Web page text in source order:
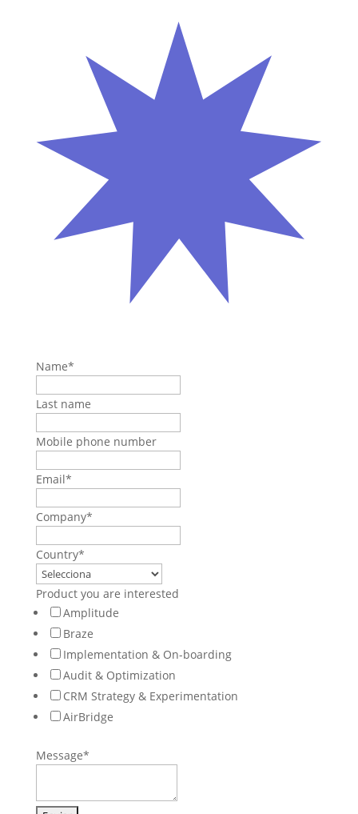
Name*
Last name
Mobile phone number
Email*
Company*
Country*
Product you are interested
Amplitude
Braze
Implementation & On-boarding
Audit & Optimization
CRM Strategy & Experimentation
AirBridge
Message*